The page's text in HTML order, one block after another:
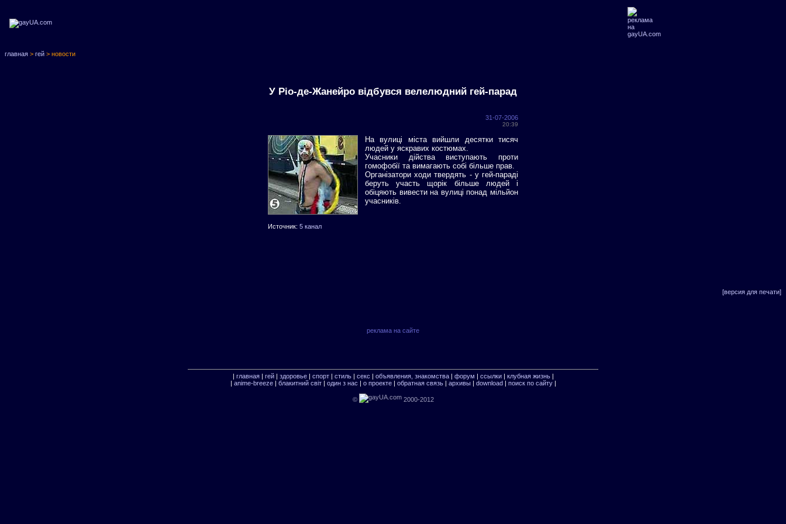
главная > гей > новости
У Ріо-де-Жанейро відбувся велелюдний гей-парад
31-07-2006
20:39
На вулиці міста вийшли десятки тисяч
людей у яскравих костюмах.
Учасники дійства виступають проти
гомофобії та вимагають собі більше прав.
Організатори ходи твердять - у гей-параді
беруть участь щорік більше людей і
обіцяють вивести на вулиці понад мільйон
учасників.
Источник: 5 канал
[версия для печати]
реклама на сайте
| главная| гей| здоровье| спорт| стиль| секс | объявления, знакомства| форум | ссылки| клубная жизнь|
| anime-breeze| блакитний свiт| один з нас | о проекте| обратная связь| архивы| download| поиск по сайту|
© 2000-2012